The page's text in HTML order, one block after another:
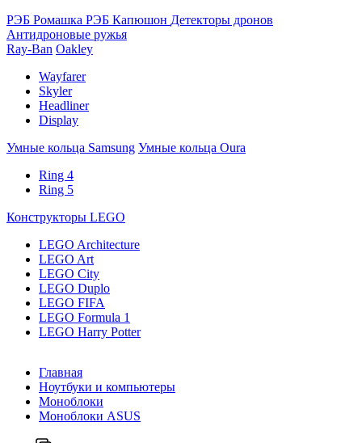
РЭБ Ромашка РЭБ Капюшон Детекторы дронов
Антидроновые ружья
Ray-Ban Oakley
Wayfarer
Skyler
Headliner
Display
Умные кольца Samsung Умные кольца Oura
Ring 4
Ring 5
Конструкторы LEGO
LEGO Architecture
LEGO Art
LEGO City
LEGO Duplo
LEGO FIFA
LEGO Formula 1
LEGO Harry Potter
Главная
Ноутбуки и компьютеры
Моноблоки
Моноблоки ASUS